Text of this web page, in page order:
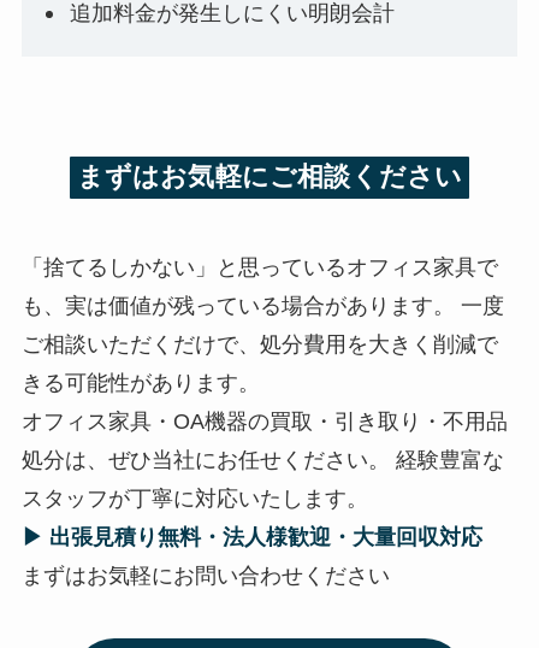
追加料金が発生しにくい明朗会計
まずはお気軽にご相談ください
「捨てるしかない」と思っているオフィス家具で
も、実は価値が残っている場合があります。 一度
ご相談いただくだけで、処分費用を大きく削減で
きる可能性があります。
オフィス家具・OA機器の買取・引き取り・不用品
処分は、ぜひ当社にお任せください。 経験豊富な
スタッフが丁寧に対応いたします。
▶ 出張見積り無料・法人様歓迎・大量回収対応
まずはお気軽にお問い合わせください